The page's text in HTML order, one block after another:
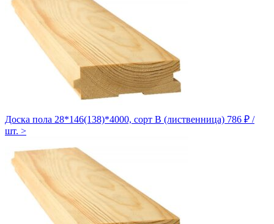
Доска пола 28*146(138)*4000, сорт B (лиственница) 786 ₽ /
шт. >